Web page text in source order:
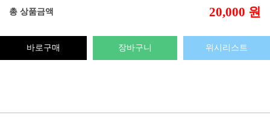
총 상품금액 20,000 원
바로구매 장바구니 위시리스트